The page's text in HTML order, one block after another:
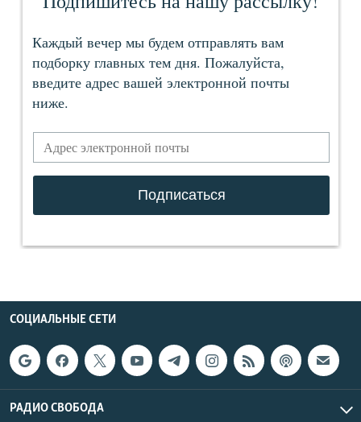
СОЦИАЛЬНЫЕ СЕТИ
РАДИО СВОБОДА